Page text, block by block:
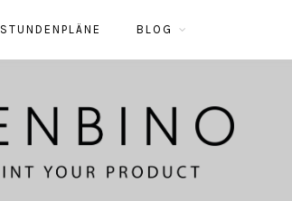
STUNDENPLÄNE BLOG